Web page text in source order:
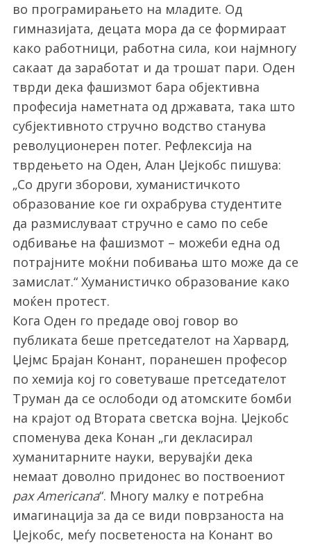
во програмирањето на младите. Од
гимназијата, децата мора да се формираат
како работници, работна сила, кои најмногу
сакаат да заработат и да трошат пари. Оден
тврди дека фашизмот бара објективна
професија наметната од државата, така што
субјективното стручно водство станува
револуционерен потег. Рефлексија на
тврдењето на Оден, Алан Џејкобс пишува:
„Со други зборови, хуманистичкото
образование кое ги охрабрува студентите
да размислуваат стручно е само по себе
одбивање на фашизмот – можеби една од
потрајните моќни побивања што може да се
замислат.“ Хуманистичко образование како
моќен протест.
Кога Оден го предаде овој говор во
публиката беше претседателот на Харвард,
Џејмс Брајан Конант, поранешен професор
по хемија кој го советуваше претседателот
Труман да се ослободи од атомските бомби
на крајот од Втората светска војна. Џејкобс
споменува дека Конан „ги декласирал
хуманитарните науки, верувајќи дека
немаат доволно придонес во поствоениот
pax Americana“. Многу малку е потребна
имагинација за да се види поврзаноста на
Џејкобс, меѓу посветеноста на Конант во